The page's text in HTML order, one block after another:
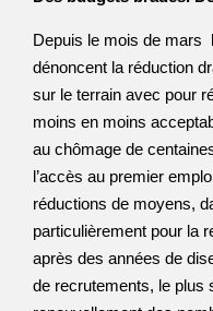
Depuis le mois de mars
dénoncent la réduction
sur le terrain avec pour
moins en moins
au chômage de
l’accès au premier
réductions de moyens,
particulièrement pour la
après des années de
de recrutements, le plus